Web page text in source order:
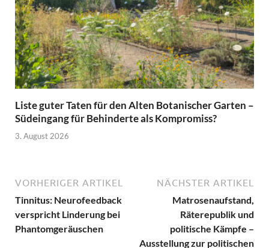
Liste guter Taten für den Alten Botanischer Garten –
Südeingang für Behinderte als Kompromiss?
3. August 2026
VORHERIGER ARTIKEL
Tinnitus: Neurofeedback
verspricht Linderung bei
Phantomgeräuschen
NÄCHSTER ARTIKEL
Matrosenaufstand,
Räterepublik und
politische Kämpfe –
Ausstellung zur politischen